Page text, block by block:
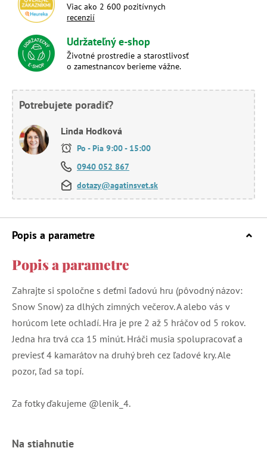
Viac ako 2 600 pozitívnych
recenzií
Udržateľný e-shop
Životné prostredie a starostlivosť
o zamestnancov berieme vážne.
Potrebujete poradiť?
Linda Hodková
Po - Pia 9:00 - 15:00
0940 052 867
dotazy@agatinsvet.sk
Popis a parametre
Popis a parametre
Zahrajte si spoločne s deťmi ľadovú hru (pôvodný názov:
Snow Snow) za dlhých zimných večerov. A alebo vás v
horúcom lete ochladí. Hra je pre 2 až 5 hráčov od 5 rokov.
Jedna hra trvá cca 15 minút. Hráči musia spolupracovať a
previesť 4 kamarátov na druhý breh cez ľadové kry. Ale
pozor, ľad sa topí.
Za fotky ďakujeme @lenik_4.
Na stiahnutie